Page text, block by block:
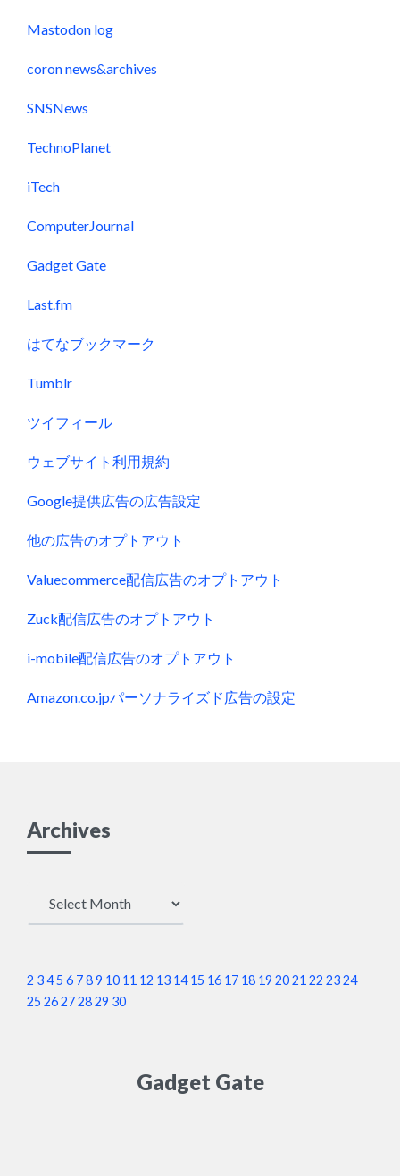
Mastodon log
coron news&archives
SNSNews
TechnoPlanet
iTech
ComputerJournal
Gadget Gate
Last.fm
はてなブックマーク
Tumblr
ツイフィール
ウェブサイト利用規約
Google提供広告の広告設定
他の広告のオプトアウト
Valuecommerce配信広告のオプトアウト
Zuck配信広告のオプトアウト
i-mobile配信広告のオプトアウト
Amazon.co.jpパーソナライズド広告の設定
Gadget Gate
Archives
2 345 6 789 10 11 12 13 14 15 16 17 18 19 2021 22 2324
25 26272829 30